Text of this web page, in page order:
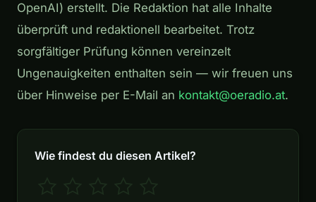
OpenAI) erstellt. Die Redaktion hat alle Inhalte
überprüft und redaktionell bearbeitet. Trotz
sorgfältiger Prüfung können vereinzelt
Ungenauigkeiten enthalten sein — wir freuen uns
über Hinweise per E-Mail an kontakt@oeradio.at.
Wie findest du diesen Artikel?